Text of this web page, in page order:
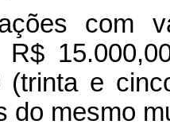
com
R$
(trinta e
do mesmo